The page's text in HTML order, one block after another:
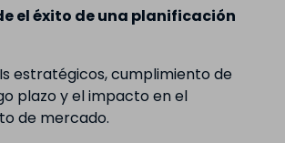
el éxito de una planificación
estratégicos, cumplimiento de
plazo y el impacto en el
de mercado.